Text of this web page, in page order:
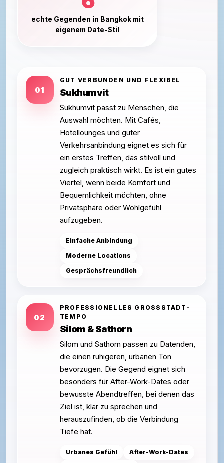
echte Gegenden in Bangkok mit
eigenem Date-Stil
01
GUT VERBUNDEN UND FLEXIBEL
Sukhumvit
Sukhumvit passt zu Menschen, die
Auswahl möchten. Mit Cafés,
Hotellounges und guter
Verkehrsanbindung eignet es sich für
ein erstes Treffen, das stilvoll und
zugleich praktisch wirkt. Es ist ein gutes
Viertel, wenn beide Komfort und
Bequemlichkeit möchten, ohne
Privatsphäre oder Wohlgefühl
aufzugeben.
Einfache Anbindung
Moderne Locations
Gesprächsfreundlich
02
PROFESSIONELLES GROSSSTADT-T
EMPO
Silom & Sathorn
Silom und Sathorn passen zu Datenden,
die einen ruhigeren, urbanen Ton
bevorzugen. Die Gegend eignet sich
besonders für After-Work-Dates oder
bewusste Abendtreffen, bei denen das
Ziel ist, klar zu sprechen und
herauszufinden, ob die Verbindung
Tiefe hat.
Urbanes Gefühl
After-Work-Dates